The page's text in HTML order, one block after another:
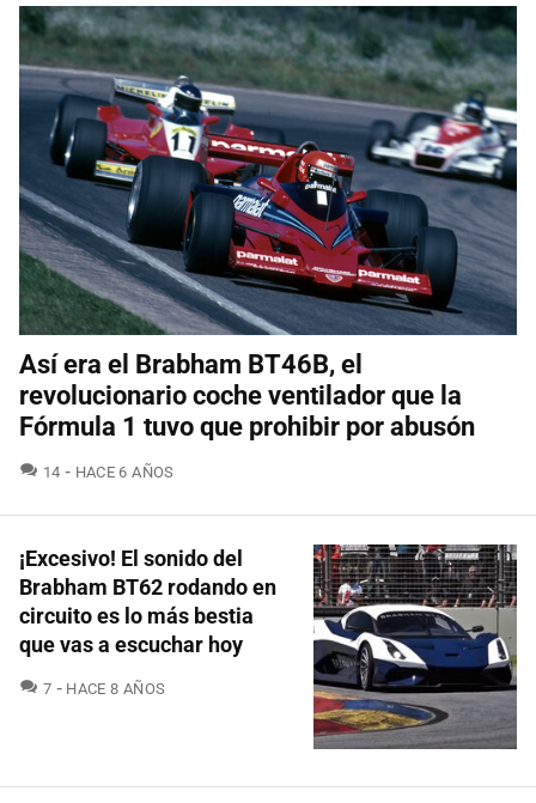
Así era el Brabham BT46B, el
revolucionario coche ventilador que la
Fórmula 1 tuvo que prohibir por abusón
14 COMENTARIOS
HACE 6 AÑOS
¡Excesivo! El sonido del
Brabham BT62 rodando en
circuito es lo más bestia
que vas a escuchar hoy
7 COMENTARIOS
HACE 8 AÑOS